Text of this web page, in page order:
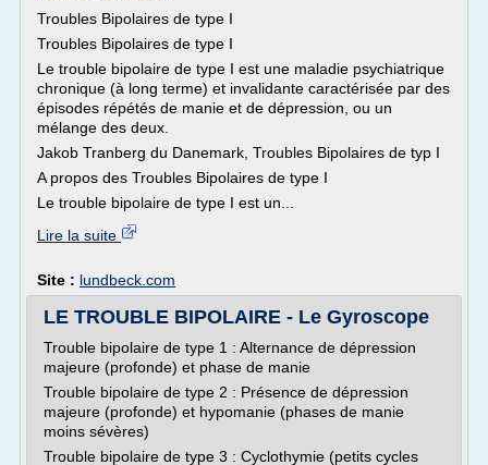
Troubles Bipolaires de type I
Troubles Bipolaires de type I
Le trouble bipolaire de type I est une maladie psychiatrique
chronique (à long terme) et invalidante caractérisée par des
épisodes répétés de manie et de dépression, ou un
mélange des deux.
Jakob Tranberg du Danemark, Troubles Bipolaires de typ I
A propos des Troubles Bipolaires de type I
Le trouble bipolaire de type I est un...
Lire la suite
Site : lundbeck.com
LE TROUBLE BIPOLAIRE - Le Gyroscope
Trouble bipolaire de type 1 : Alternance de dépression
majeure (profonde) et phase de manie
Trouble bipolaire de type 2 : Présence de dépression
majeure (profonde) et hypomanie (phases de manie
moins sévères)
Trouble bipolaire de type 3 : Cyclothymie (petits cycles